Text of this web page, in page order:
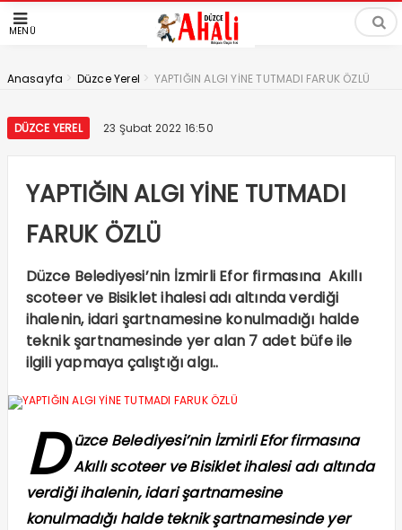
MENÜ
Anasayfa > Düzce Yerel > YAPTIĞIN ALGI YİNE TUTMADI FARUK ÖZLÜ
DÜZCE YEREL 23 Şubat 2022 16:50
YAPTIĞIN ALGI YİNE TUTMADI
FARUK ÖZLÜ
Düzce Belediyesi’nin İzmirli Efor firmasına Akıllı
scoteer ve Bisiklet ihalesi adı altında verdiği
ihalenin, idari şartnamesine konulmadığı halde
teknik şartnamesinde yer alan 7 adet büfe ile
ilgili yapmaya çalıştığı algı..
D üzce Belediyesi’nin İzmirli Efor firmasına
Akıllı scoteer ve Bisiklet ihalesi adı altında
verdiği ihalenin, idari şartnamesine
konulmadığı halde teknik şartnamesinde yer